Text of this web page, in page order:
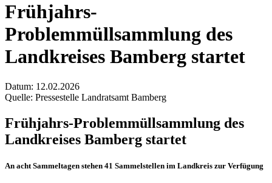
Frühjahrs-
Problemmüllsammlung des
Landkreises Bamberg startet
Datum: 12.02.2026
Quelle: Pressestelle Landratsamt Bamberg
Frühjahrs-Problemmüllsammlung des
Landkreises Bamberg startet
An acht Sammeltagen stehen 41 Sammelstellen im Landkreis zur Verfügung